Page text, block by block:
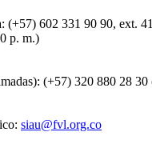
(+57) 602 331 90 90, ext.
p. m.)
(+57) 320 880 28
siau@fvl.org.co